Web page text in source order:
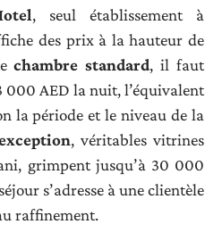
, seul établissement à
des prix à la hauteur de
chambre standard, il faut
000 AED la nuit, l’équivalent
la période et le niveau de la
, véritables vitrines
grimpent jusqu’à 30 000
s’adresse à une clientèle
raffinement.